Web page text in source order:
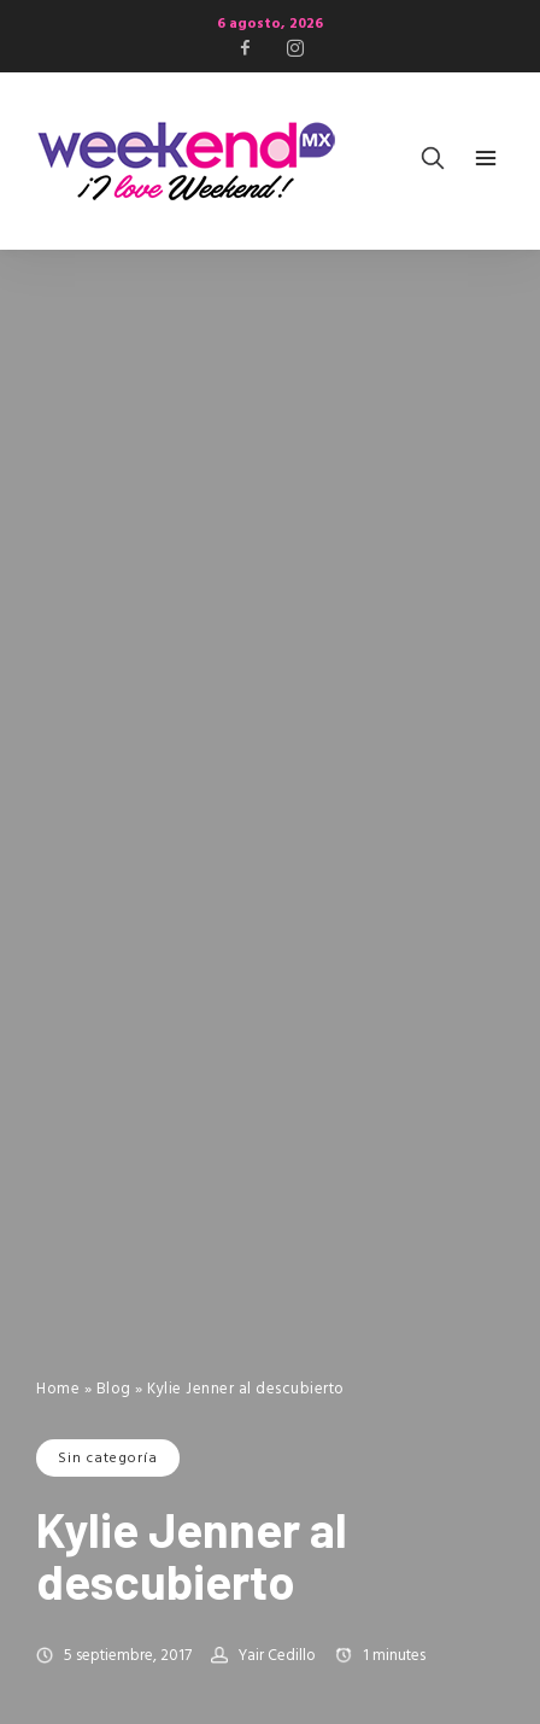
6 agosto, 2026
Home » Blog » Kylie Jenner al descubierto
Sin categoría
Kylie Jenner al
descubierto
5 septiembre, 2017 Yair Cedillo 1 minutes